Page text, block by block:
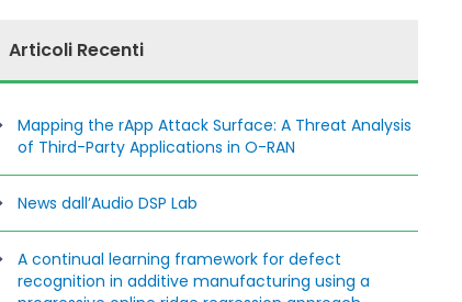
Articoli Recenti
Mapping the rApp Attack Surface: A Threat Analysis
of Third-Party Applications in O-RAN
News dall’Audio DSP Lab
A continual learning framework for defect
recognition in additive manufacturing using a